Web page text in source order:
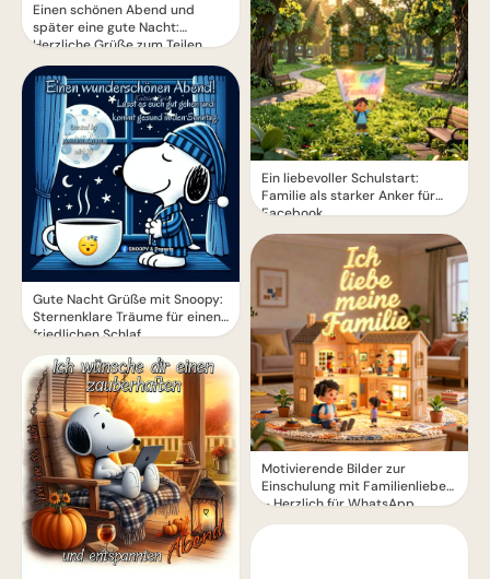
Einen schönen Abend und
später eine gute Nacht:
Herzliche Grüße zum Teilen
Gute Nacht Grüße mit Snoopy:
Sternenklare Träume für einen
friedlichen Schlaf
Ein liebevoller Schulstart:
Familie als starker Anker für
Facebook
Motivierende Bilder zur
Einschulung mit Familienliebe
– Herzlich für WhatsApp